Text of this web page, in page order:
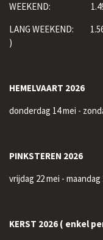
WEEKEND:
LANG WEEKEND:
)
HEMELVAART 2026
donderdag 14 mei -
PINKSTEREN 2026
vrijdag 22 mei -
KERST 2026 ( enkel